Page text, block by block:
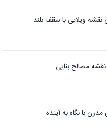
ویلایی با سقف بلند
مصالح بنایی
با نگاه به آینده